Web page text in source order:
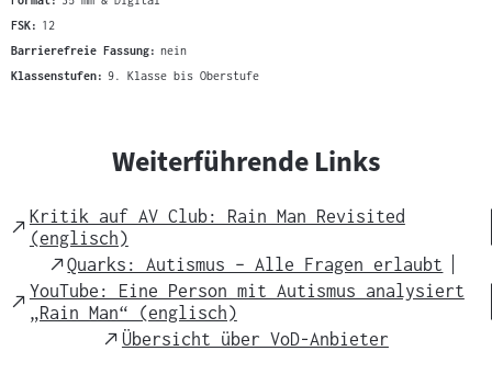
FSK: 12
Barrierefreie Fassung: nein
Klassenstufen: 9. Klasse bis Oberstufe
Weiterführende Links
External
Link
Kritik auf AV Club: Rain Man Revisited
(englisch)
External
Link
Quarks: Autismus – Alle Fragen erlaubt
External
Link
YouTube: Eine Person mit Autismus analysiert
„Rain Man“ (englisch)
External
Übersicht über VoD-Anbieter